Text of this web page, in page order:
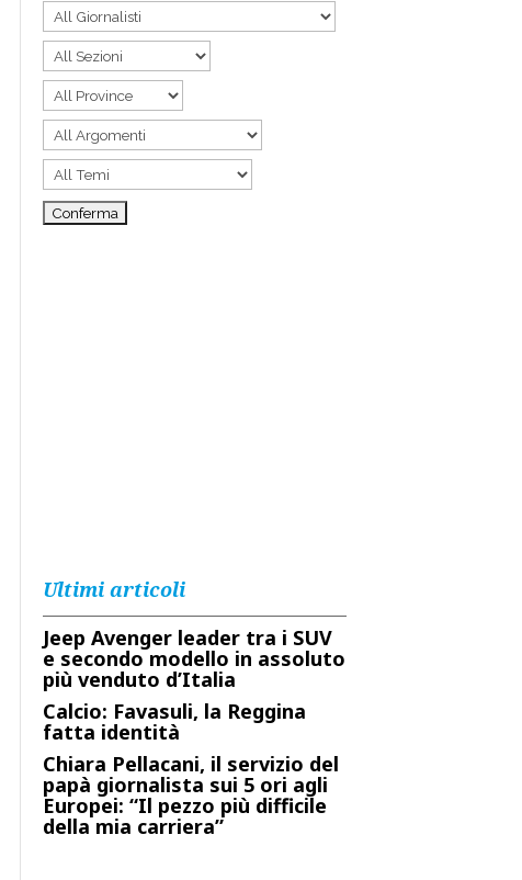
Ultimi articoli
Jeep Avenger leader tra i SUV
e secondo modello in assoluto
più venduto d’Italia
Calcio: Favasuli, la Reggina
fatta identità
Chiara Pellacani, il servizio del
papà giornalista sui 5 ori agli
Europei: “Il pezzo più difficile
della mia carriera”